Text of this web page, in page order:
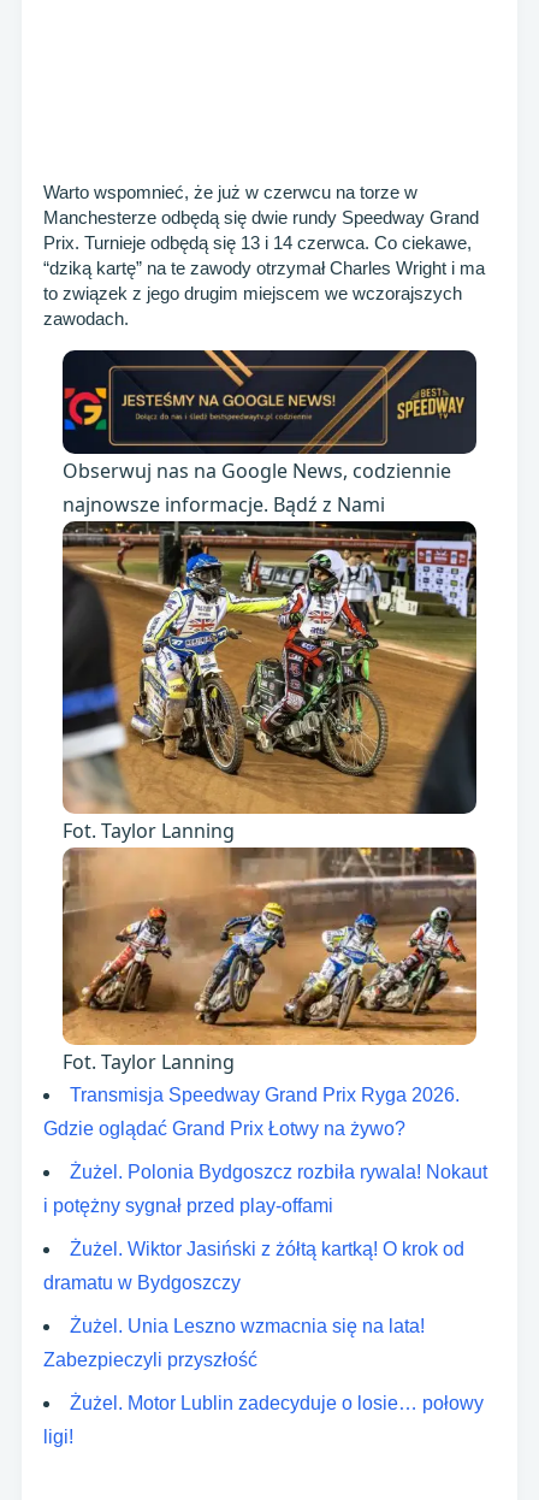
Warto wspomnieć, że już w czerwcu na torze w
Manchesterze odbędą się dwie rundy Speedway Grand
Prix. Turnieje odbędą się 13 i 14 czerwca. Co ciekawe,
“dziką kartę” na te zawody otrzymał Charles Wright i ma
to związek z jego drugim miejscem we wczorajszych
zawodach.
Obserwuj nas na Google News, codziennie
najnowsze informacje. Bądź z Nami
Fot. Taylor Lanning
Fot. Taylor Lanning
Transmisja Speedway Grand Prix Ryga 2026.
Gdzie oglądać Grand Prix Łotwy na żywo?
Żużel. Polonia Bydgoszcz rozbiła rywala! Nokaut
i potężny sygnał przed play-offami
Żużel. Wiktor Jasiński z żółtą kartką! O krok od
dramatu w Bydgoszczy
Żużel. Unia Leszno wzmacnia się na lata!
Zabezpieczyli przyszłość
Żużel. Motor Lublin zadecyduje o losie… połowy
ligi!